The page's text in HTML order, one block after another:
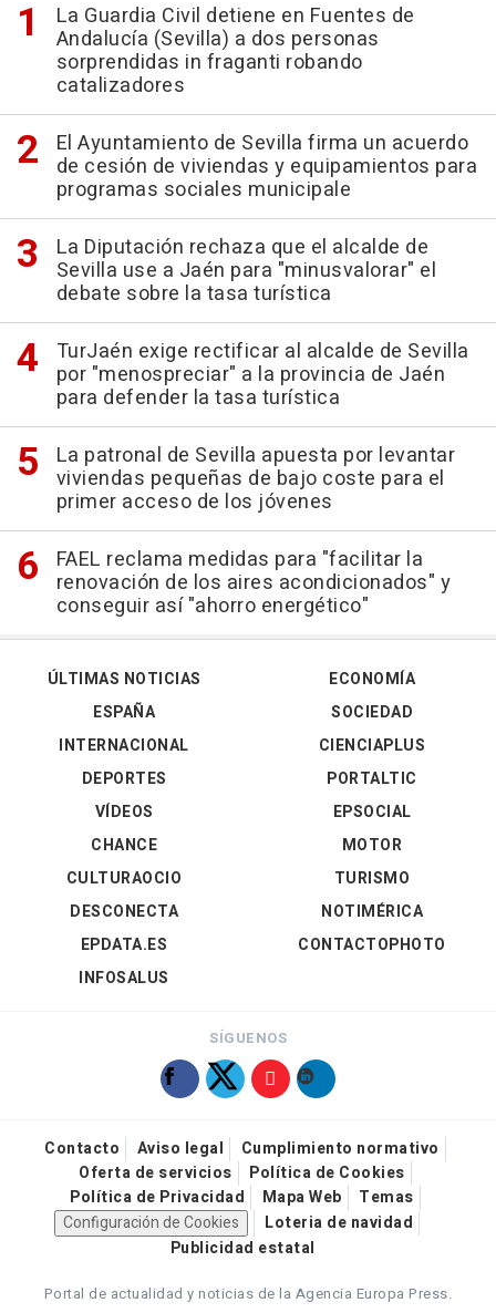
La Guardia Civil detiene en Fuentes de
Andalucía (Sevilla) a dos personas
sorprendidas in fraganti robando
catalizadores
El Ayuntamiento de Sevilla firma un acuerdo
de cesión de viviendas y equipamientos para
programas sociales municipale
La Diputación rechaza que el alcalde de
Sevilla use a Jaén para "minusvalorar" el
debate sobre la tasa turística
TurJaén exige rectificar al alcalde de Sevilla
por "menospreciar" a la provincia de Jaén
para defender la tasa turística
La patronal de Sevilla apuesta por levantar
viviendas pequeñas de bajo coste para el
primer acceso de los jóvenes
FAEL reclama medidas para "facilitar la
renovación de los aires acondicionados" y
conseguir así "ahorro energético"
ÚLTIMAS NOTICIAS
ESPAÑA
INTERNACIONAL
DEPORTES
VÍDEOS
ECONOMÍA
SOCIEDAD
CIENCIAPLUS
PORTALTIC
EPSOCIAL
CHANCE
CULTURAOCIO
DESCONECTA
EPDATA.ES
INFOSALUS
MOTOR
TURISMO
NOTIMÉRICA
CONTACTOPHOTO
SÍGUENOS
Contacto Aviso legal
Cumplimiento normativo
Oferta de servicios
Política de Cookies
Política de Privacidad
Mapa Web
Temas
Configuración de Cookies
Loteria de navidad
Publicidad estatal
Portal de actualidad y noticias de la Agencia Europa Press.